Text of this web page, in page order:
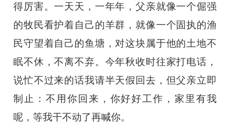
得厉害。一天天，一年年，父亲就像一个倔强
的牧民看护着自己的羊群，就像一个固执的渔
民守望着自己的鱼塘，对这块属于他的土地不
眠不休，不离不弃。今年秋收时往家打电话，
说忙不过来的话我请半天假回去，但父亲立即
制止：不用你回来，你好好工作，家里有我
呢，等我干不动了再喊你。